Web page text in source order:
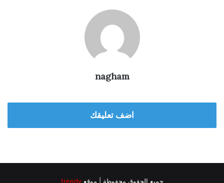
nagham
اضف تعليقك
جميع الحقوق محفوظة | موقع trendy